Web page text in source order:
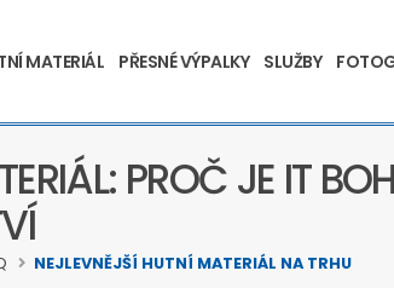
MATERIÁL PŘESNÉ VÝPALKY SLUŽBY
PROČ JE IT
NEJLEVNĚJŠÍ HUTNÍ MATERIÁL NA TRHU